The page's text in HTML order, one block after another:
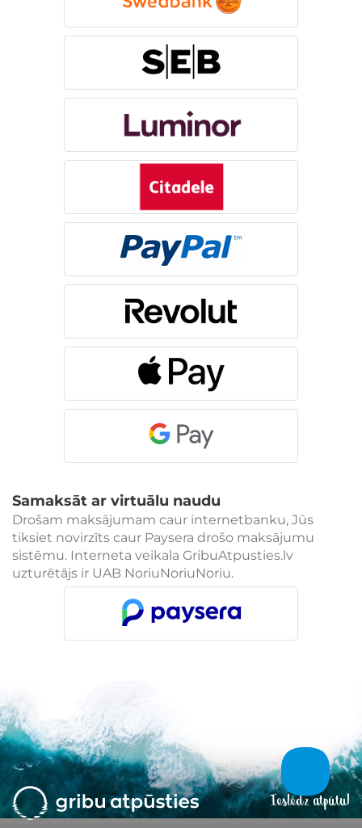
Samaksāt ar virtuālu naudu
Drošam maksājumam caur internetbanku, Jūs
tiksiet novirzīts caur Paysera drošo maksājumu
sistēmu. Interneta veikala GribuAtpusties.lv
uzturētājs ir UAB NoriuNoriuNoriu.
Ieslēdz atpūtu!